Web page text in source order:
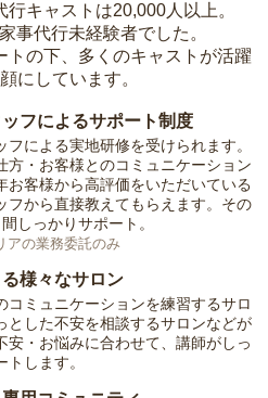
キャストは20,000人以上。
事代行未経験者でした。
トの下、多くのキャストが活躍
にしています。
フによるサポート制度
フによる実地研修を受けられます。
方・お客様とのコミュニケーション
お客様から高評価をいただいている
フから直接教えてもらえます。その
しっかりサポート。
アの業務委託のみ
様々なサロン
コミュニケーションを練習するサロ
とした不安を相談するサロンなどが
安・お悩みに合わせて、講師がしっ
トします。